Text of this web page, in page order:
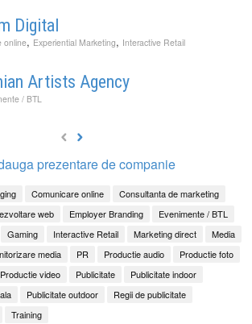
Digital
online, Experiential Marketing, Interactive Retail
Artists Agency
/ BTL
prezentare de companie
Comunicare online
Consultanta de marketing
web Employer Branding
Evenimente / BTL
Gaming Interactive Retail Marketing direct
Media
media PR Productie audio
Productie foto
Productie video Publicitate
Publicitate indoor
Publicitate outdoor
Regii de publicitate
Training